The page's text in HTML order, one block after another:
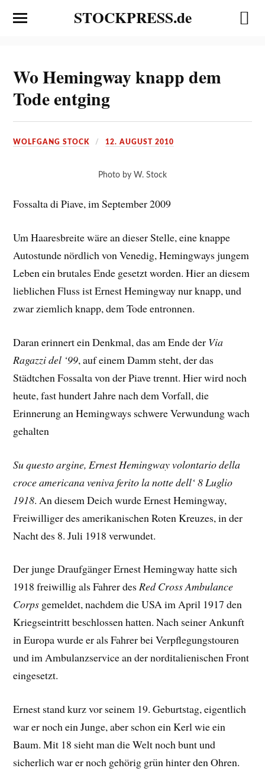
STOCKPRESS.de
Wo Hemingway knapp dem
Tode entging
WOLFGANG STOCK 12. AUGUST 2010
Photo by W. Stock
Fossalta di Piave, im September 2009
Um Haaresbreite wäre an dieser Stelle, eine knappe
Autostunde nördlich von Venedig, Hemingways jungem
Leben ein brutales Ende gesetzt worden. Hier an diesem
lieblichen Fluss ist Ernest Hemingway nur knapp, und
zwar ziemlich knapp, dem Tode entronnen.
Daran erinnert ein Denkmal, das am Ende der Via
Ragazzi del ‘99, auf einem Damm steht, der das
Städtchen Fossalta von der Piave trennt. Hier wird noch
heute, fast hundert Jahre nach dem Vorfall, die
Erinnerung an Hemingways schwere Verwundung wach
gehalten
Su questo argine, Ernest Hemingway volontario della
croce americana veniva ferito la notte dell‘ 8 Luglio
1918. An diesem Deich wurde Ernest Hemingway,
Freiwilliger des amerikanischen Roten Kreuzes, in der
Nacht des 8. Juli 1918 verwundet.
Der junge Draufgänger Ernest Hemingway hatte sich
1918 freiwillig als Fahrer desRed Cross Ambulance
Corps gemeldet, nachdem die USA im April 1917 den
Kriegseintritt beschlossen hatten. Nach seiner Ankunft
in Europa wurde er als Fahrer bei Verpflegungstouren
und im Ambulanzservice an der norditalienischen Front
eingesetzt.
Ernest stand kurz vor seinem 19. Geburtstag, eigentlich
war er noch ein Junge, aber schon ein Kerl wie ein
Baum. Mit 18 sieht man die Welt noch bunt und
sicherlich war er noch gehörig grün hinter den Ohren.